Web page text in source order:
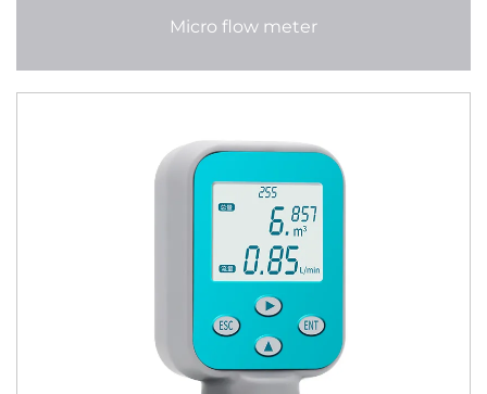
Micro flow meter